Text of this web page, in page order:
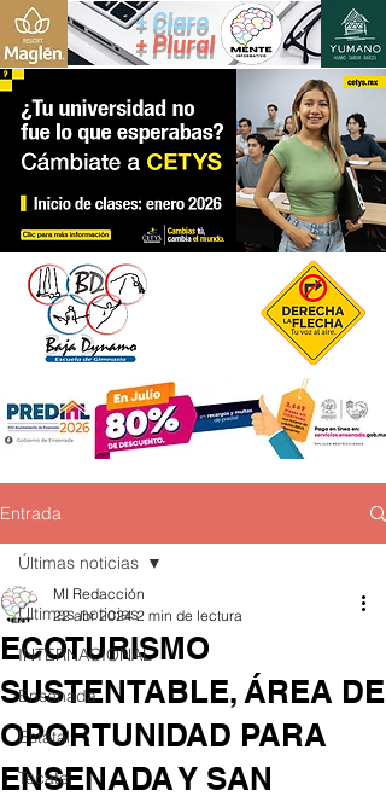
+ Claro
+ Plural
Entrada
Últimas noticias
INTERNACIONAL
Ensenada
Estatal
Tecate
Últimas noticias
ECOTURISMO
SUSTENTABLE, ÁREA DE
OPORTUNIDAD PARA
ENSENADA Y SAN
MI Redacción
22 abr 2024 2 min de lectura